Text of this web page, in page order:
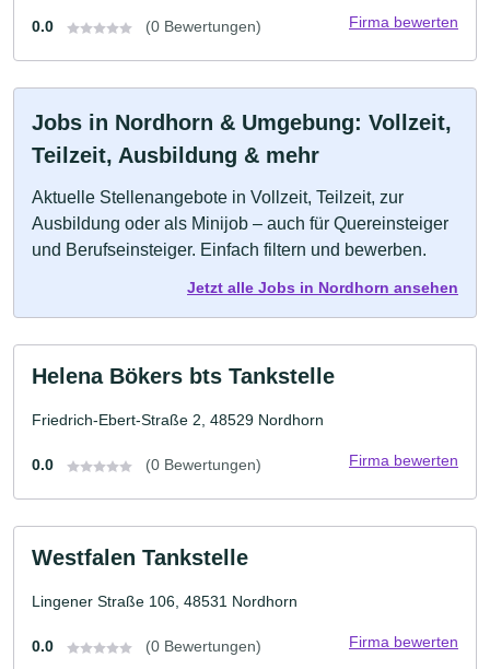
0.0 (0 Bewertungen) Firma bewerten
Jobs in Nordhorn & Umgebung: Vollzeit,
Teilzeit, Ausbildung & mehr
Aktuelle Stellenangebote in Vollzeit, Teilzeit, zur
Ausbildung oder als Minijob – auch für Quereinsteiger
und Berufseinsteiger. Einfach filtern und bewerben.
Jetzt alle Jobs in Nordhorn ansehen
Helena Bökers bts Tankstelle
Friedrich-Ebert-Straße 2, 48529 Nordhorn
0.0 (0 Bewertungen) Firma bewerten
Westfalen Tankstelle
Lingener Straße 106, 48531 Nordhorn
0.0 (0 Bewertungen) Firma bewerten